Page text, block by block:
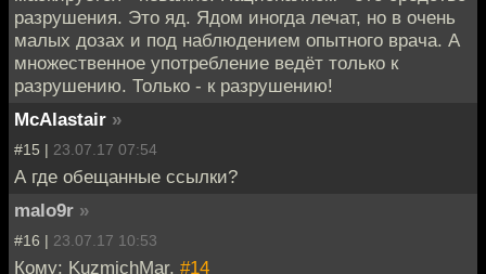
разрушения. Это яд. Ядом иногда лечат, но в очень
малых дозах и под наблюдением опытного врача. А
множественное употребление ведёт только к
разрушению. Только - к разрушению!
McAlastair »
#15 | 23.07.17 07:54
А где обещанные ссылки?
malo9r »
#16 | 23.07.17 10:53
Кому: KuzmichMar, #14